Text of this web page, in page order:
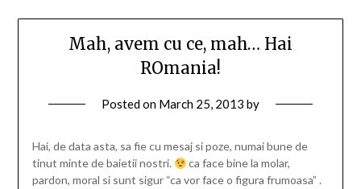
Mah, avem cu ce, mah… Hai
ROmania!
Posted on March 25, 2013 by
Hai, de data asta, sa fie cu mesaj si poze, numai bune de
tinut minte de baietii nostri.
ca face bine la molar,
pardon, moral si sunt sigur “ca vor face o figura frumoasa” .